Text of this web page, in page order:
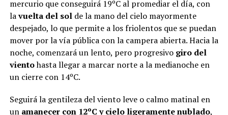
mercurio que conseguirá 19ºC al promediar el día, con
lavuelta del solde la mano del cielo mayormente
despejado, lo que permite a los friolentos que se puedan
mover por la vía pública con la campera abierta. Hacia la
noche, comenzará un lento, pero progresivo giro del
vientohasta llegar a marcar norte a la medianoche en
un cierre con 14ºC.
Seguirá la gentileza del viento leve o calmo matinal en
un amanecer con 12ºC y cielo ligeramente nublado,